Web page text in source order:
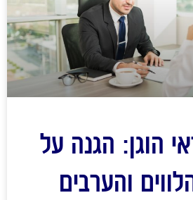
הוגן: הגנה על
והערבים